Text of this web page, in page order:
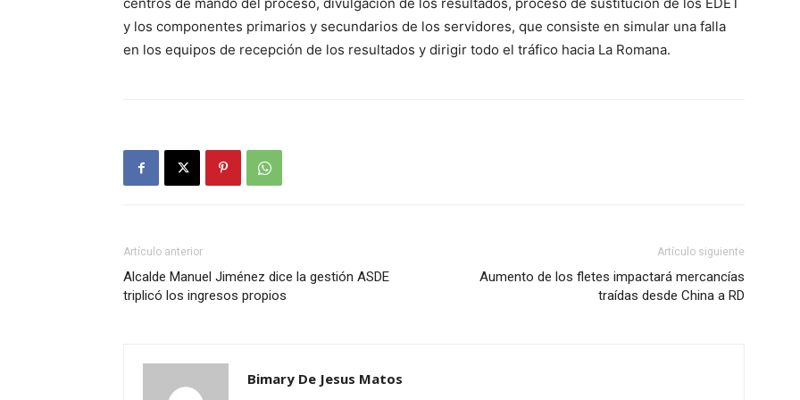
y los componentes primarios y secundarios de los servidores, que consiste en simular una falla
en los equipos de recepción de los resultados y dirigir todo el tráfico hacia La Romana.
Artículo anterior
Alcalde Manuel Jiménez dice la gestión ASDE
triplicó los ingresos propios
Artículo siguiente
Aumento de los fletes impactará mercancías
traídas desde China a RD
Bimary De Jesus Matos